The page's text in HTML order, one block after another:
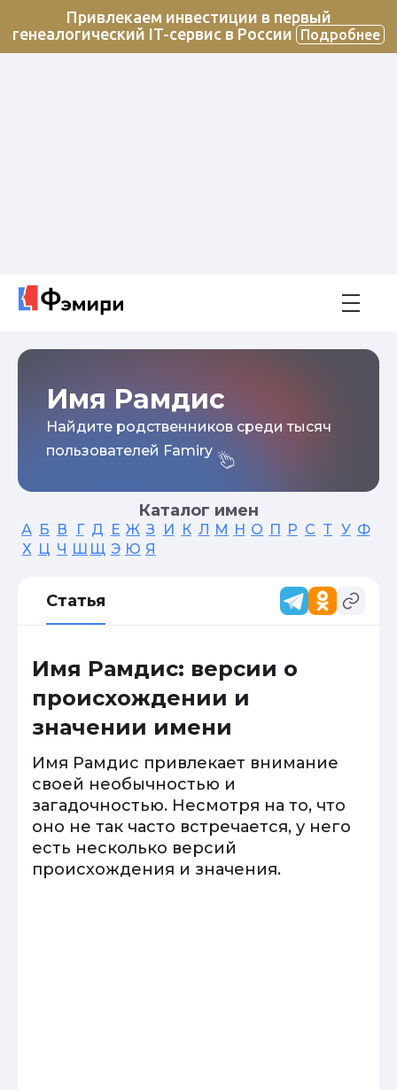
Привлекаем инвестиции в первый
генеалогический IT-сервис в России
Подробнее
Имя Рамдис
Найдите родственников среди тысяч
пользователей Famiry
Каталог имен
А Б В Г Д Е Ж З И К Л М Н О П Р С Т У Ф
Х Ц Ч Ш Щ Э Ю Я
Статья
Имя Рамдис: версии о
происхождении и
значении имени
Имя Рамдис привлекает внимание
своей необычностью и
загадочностью. Несмотря на то, что
оно не так часто встречается, у него
есть несколько версий
происхождения и значения.